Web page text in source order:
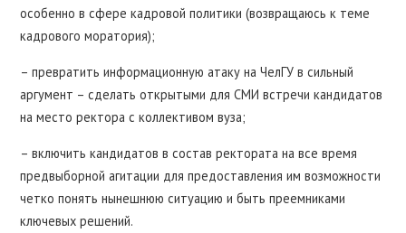
особенно в сфере кадровой политики (возвращаюсь к теме
кадрового моратория);
– превратить информационную атаку на ЧелГУ в сильный
аргумент – сделать открытыми для СМИ встречи кандидатов
на место ректора с коллективом вуза;
– включить кандидатов в состав ректората на все время
предвыборной агитации для предоставления им возможности
четко понять нынешнюю ситуацию и быть преемниками
ключевых решений.